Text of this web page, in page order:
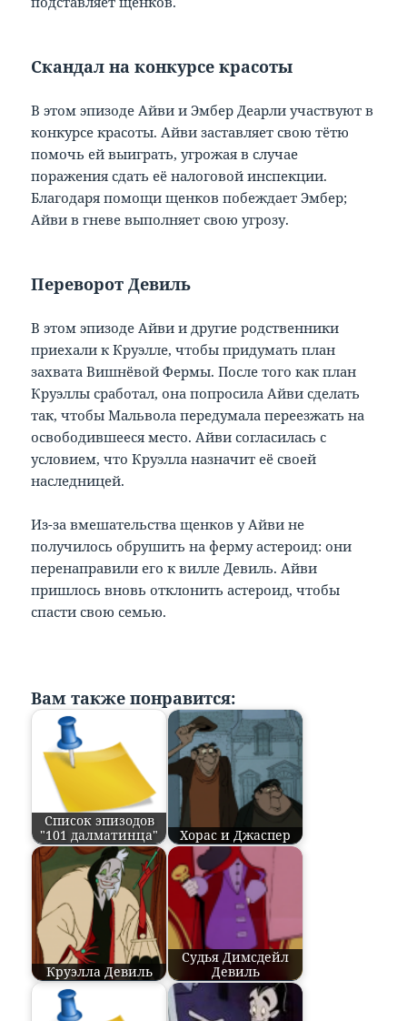
Скандал на конкурсе красоты
В этом эпизоде Айви и Эмбер Деарли участвуют в
конкурсе красоты. Айви заставляет свою тётю
помочь ей выиграть, угрожая в случае
поражения сдать её налоговой инспекции.
Благодаря помощи щенков побеждает Эмбер;
Айви в гневе выполняет свою угрозу.
Переворот Девиль
В этом эпизоде Айви и другие родственники
приехали к Круэлле, чтобы придумать план
захвата Вишнёвой Фермы. После того как план
Круэллы сработал, она попросила Айви сделать
так, чтобы Мальвола передумала переезжать на
освободившееся место. Айви согласилась с
условием, что Круэлла назначит её своей
наследницей.
Из-за вмешательства щенков у Айви не
получилось обрушить на ферму астероид: они
перенаправили его к вилле Девиль. Айви
пришлось вновь отклонить астероид, чтобы
спасти свою семью.
Вам также понравится:
Список эпизодов
"101 далматинца"
Хорас и Джаспер
Круэлла Девиль
Судья Димсдейл
Девиль